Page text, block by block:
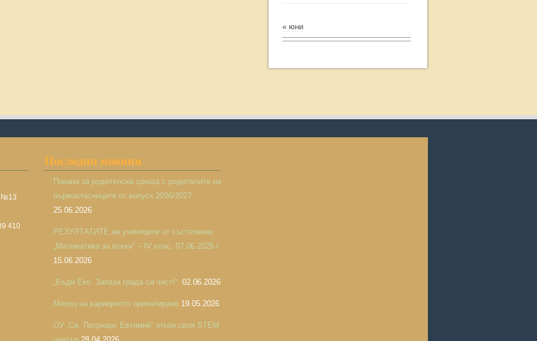
« юни
№13
410
Последни новини
Покана за родителска среща с родителите на
първокласниците от випуск 2026/2027
25.06.2026
РЕЗУЛТАТИТЕ на учениците от състезание
„Математика за всеки“ – IV клас, 07.06.2025 г.
15.06.2026
„Бъди Еко. Запази града си чист!“ 02.06.2026
Месец на кариерното ориентиране 19.05.2026
ОУ „Св. Патриарх Евтимий“ откри своя STEM